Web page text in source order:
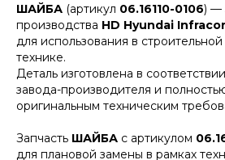
ШАЙБА (артикул 06.16110-0106) —
производства HD Hyundai
для использования в
технике.
Деталь изготовлена в
завода-производителя и
оригинальным техническим
Запчасть ШАЙБА с артикулом
для плановой замены в рамках